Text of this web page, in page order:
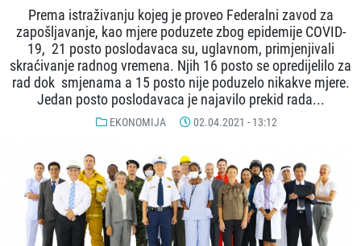
Prema istraživanju kojeg je proveo Federalni zavod za
zapošljavanje, kao mjere poduzete zbog epidemije COVID-
19, 21 posto poslodavaca su, uglavnom, primjenjivali
skraćivanje radnog vremena. Njih 16 posto se opredijelilo za
rad dok smjenama a 15 posto nije poduzelo nikakve mjere.
Jedan posto poslodavaca je najavilo prekid rada...
EKONOMIJA 02.04.2021 - 13:12